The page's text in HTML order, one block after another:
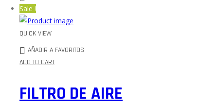
Sale !
QUICK VIEW
AÑADIR A FAVORITOS
ADD TO CART
FILTRO DE AIRE